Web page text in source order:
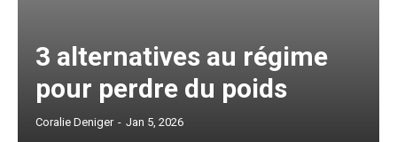
3 alternatives au régime
pour perdre du poids
Coralie Deniger - Jan 5, 2026